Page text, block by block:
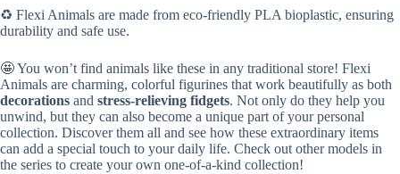
♻️ Flexi Animals are made from eco-friendly PLA bioplastic, ensuring
durability and safe use.
🤩 You won’t find animals like these in any traditional store! Flexi
Animals are charming, colorful figurines that work beautifully as both
decorations and stress-relieving fidgets. Not only do they help you
unwind, but they can also become a unique part of your personal
collection. Discover them all and see how these extraordinary items
can add a special touch to your daily life. Check out other models in
the series to create your own one-of-a-kind collection!